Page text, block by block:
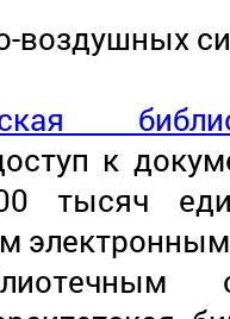
воздушных
к
тысяч